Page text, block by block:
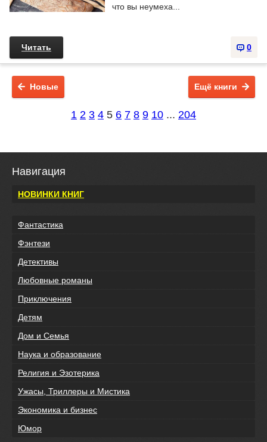
что вы неумеха...
0
Читать
Новые Ещё книги
1 2 3 4 5 6 7 8 9 10 ... 204
Навигация
НОВИНКИ КНИГ
Фантастика
Фэнтези
Детективы
Любовные романы
Приключения
Детям
Дом и Семья
Наука и образование
Религия и Эзотерика
Ужасы, Триллеры и Мистика
Экономика и бизнес
Юмор